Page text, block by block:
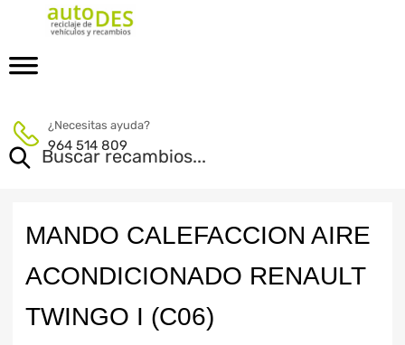
¿Necesitas ayuda?
964 514 809
MANDO CALEFACCION AIRE
ACONDICIONADO RENAULT
TWINGO I (C06)